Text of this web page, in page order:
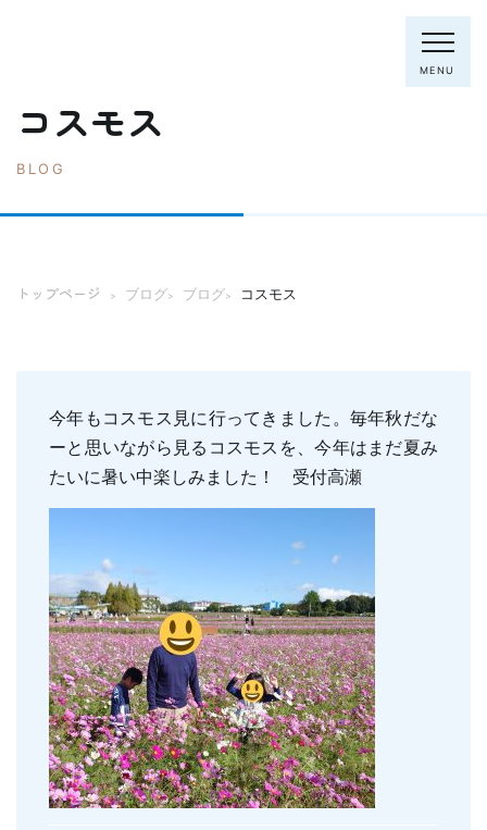
MENU
電話：0795-82-8281
歯周病の治療
予防歯科
小児のむし歯予防
訪問口腔ケア
歯列矯正(主に成人)
入れ歯
親知らずの抜歯
顎関節症
地図・診療時間 ブログ
コスモス
BLOG
トップページ > ブログ> ブログ> コスモス
今年もコスモス見に行ってきました。毎年秋だな
ーと思いながら見るコスモスを、今年はまだ夏み
たいに暑い中楽しみました！ 受付高瀬